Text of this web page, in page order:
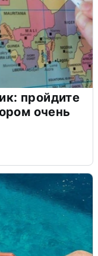
пройдите
очень